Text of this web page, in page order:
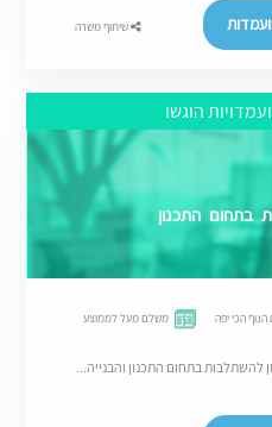
שיתוף משרה
הוגשו
בתחום התכנון
הכי יפה משלם מעל לממוצע
בתחום התכנון והבנייה...